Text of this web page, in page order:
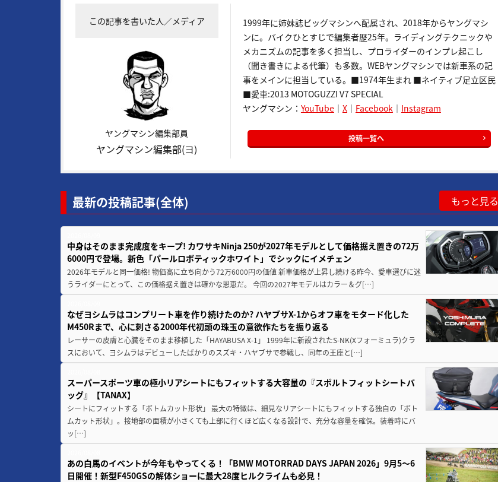
この記事を書いた人／メディア
ヤングマシン編集部員
ヤングマシン編集部(ヨ)
1999年に姉妹誌ビッグマシンへ配属され、2018年からヤングマシ
ンに。バイクひとすじで編集者歴25年。ライディングテクニックや
メカニズムの記事を多く担当し、プロライダーのインプレ起こし
（聞き書きによる代筆）も多数。WEBヤングマシンでは新車系の記
事をメインに担当している。■1974年生まれ ■ネイティブ足立区民
■愛車:2013 MOTOGUZZI V7 SPECIAL
ヤングマシン： YouTube｜ X｜ Facebook ｜ Instagram
投稿一覧へ
最新の投稿記事(全体) もっと見る
中身はそのまま完成度をキープ! カワサキNinja 250が2027年モデルとして価格据え置きの72万
6000円で登場。新色「パールロボティックホワイト」でシックにイメチェン
2026年モデルと同一価格! 物価高に立ち向かう72万6000円の価値 新車価格が上昇し続ける昨今、愛車選びに迷
うライダーにとって、この価格据え置きは確かな恩恵だ。 今回の2027年モデルはカラー＆グ[…]
なぜヨシムラはコンプリート車を作り続けたのか? ハヤブサX-1からオフ車をモタード化した
M450Rまで、心に刺さる2000年代初頭の珠玉の意欲作たちを振り返る
レーサーの皮膚と心臓をそのまま移植した「HAYABUSA X-1」 1999年に新設されたS-NK(Xフォーミュラ)クラ
スにおいて、ヨシムラはデビューしたばかりのスズキ・ハヤブサで参戦し、同年の王座と[…]
スーパースポーツ車の極小リアシートにもフィットする大容量の『スポルトフィットシートバ
ッグ』【TANAX】
シートにフィットする「ボトムカット形状」 最大の特徴は、細見なリアシートにもフィットする独自の「ボト
ムカット形状」。接地部の面積が小さくても上部に行くほど広くなる設計で、充分な容量を確保。装着時にバ
ッ[…]
あの白馬のイベントが今年もやってくる！「BMW MOTORRAD DAYS JAPAN 2026」9月5〜6
日開催！新型F450GSの解体ショーに最大28度ヒルクライムも必見！